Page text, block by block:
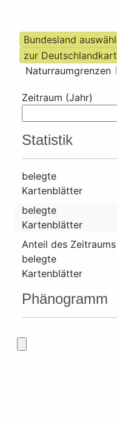
Naturraumgrenzen
Zeitraum (Jahr)
Statistik
belegte
Kartenblätter
belegte
Kartenblätter
Anteil des Zeitraums
belegte
Kartenblätter
Phänogramm